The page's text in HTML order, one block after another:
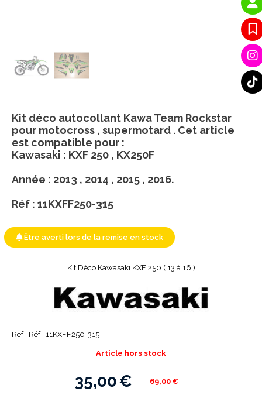
Kit Déco Kawasaki KXF 250 ( 13 à 16 )
Ref : Réf : 11KXFF250-315
35,00€ 69,00€
Article hors stock
Kit déco autocollant Kawa Team Rockstar
pour motocross , supermotard . Cet article
est compatible pour :
Kawasaki : KXF 250 , KX250F
Année : 2013 , 2014 , 2015 , 2016.
Réf : 11KXFF250-315
Être averti lors de la remise en stock